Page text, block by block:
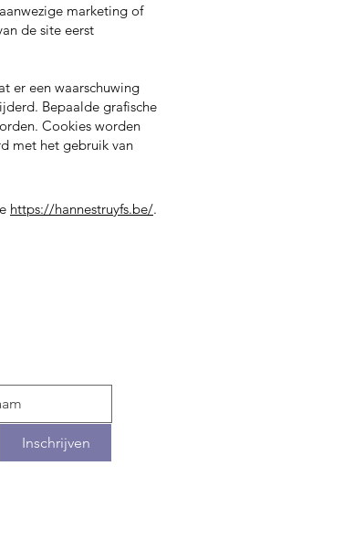
marketing of
de site eerst
er een waarschuwing
Bepaalde grafische
Cookies worden
met het gebruik van
https://hannestruyfs.be/.
Inschrijven